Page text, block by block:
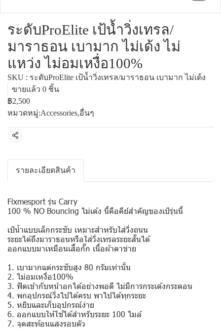
ระดับProElite เป้น้ำวิ่งเทรล/
มาราธอน เบามาก ไม่เด้ง ไม่
แหว่ง ไม่อมเหงื่อ100%
SKU : ระดับProElite เป้น้ำวิ่งเทรล/มาราธอน เบามาก ไม่เด้ง
ขายแล้ว 0 ชิ้น
฿2,500
หมวดหมู่:Accessories,อื่นๆ
แชร์
รายละเอียดสินค้า
Fixmesport รุ่น Carry
100 % NO Bouncing ไม่เด้ง นี้คือคีย์สำคัญของเป้รุ่นนี้
เป้น้ำแบบเล็กกระชับ เหมาะสำหรับใส่วิ่งถนน
ระยะได้ถึงมาราธอนหรือใส่วิ่งเทรลระยะสั้นได้
ออกแบบมาเหมือนเสื้อกั๊ก เนื้อผ้าตาข่าย
1. เบามากแต่กระชับสูง 80 กรัมเท่านั้น
2. ไม่อมเหงื่อ100%
3. ฟิตเข้ากับหน้าอกได้อย่างพอดี ไม่มีการกระเด้งกระดอน
4. พกอุปกรณ์วิ่งไปได้ครบ พาไปได้ทุกระยะ
5. หยิบและเก็บอุปกรณ์ง่าย
6. ออกแบบให้ใช้ได้สำหรับระยะ 100 ไมล์
7. จุดสะท้อนแสงรอบตัว